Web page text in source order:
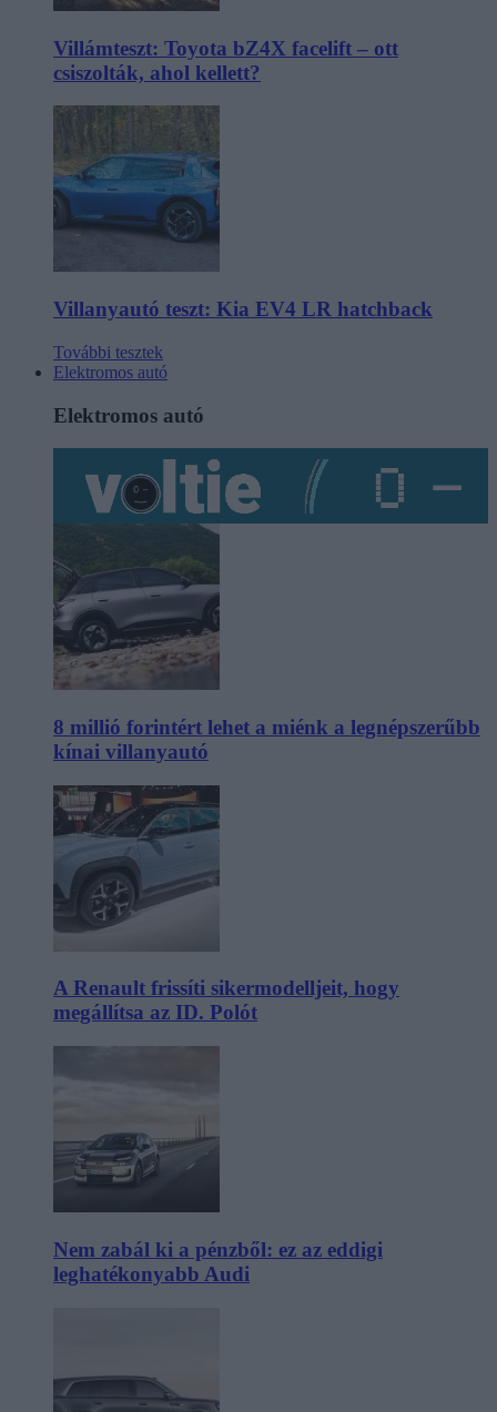
Villámteszt: Toyota bZ4X facelift – ott
csiszolták, ahol kellett?
Villanyautó teszt: Kia EV4 LR hatchback
További tesztek
Elektromos autó
Elektromos autó
8 millió forintért lehet a miénk a legnépszerűbb
kínai villanyautó
A Renault frissíti sikermodelljeit, hogy
megállítsa az ID. Polót
Nem zabál ki a pénzből: ez az eddigi
leghatékonyabb Audi